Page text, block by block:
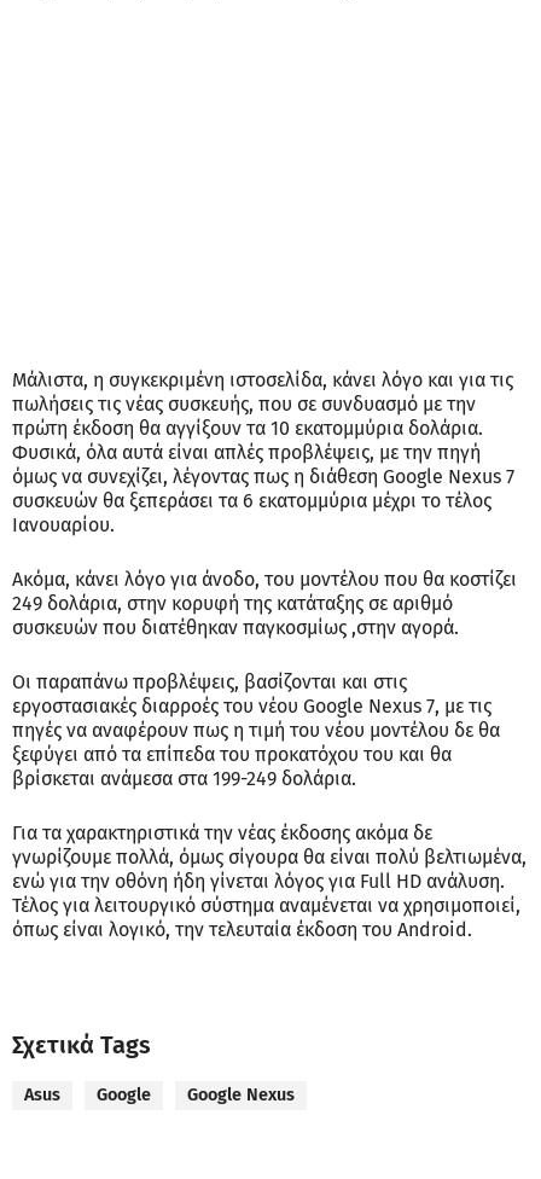
Μάλιστα, η συγκεκριμένη ιστοσελίδα, κάνει λόγο και για τις
πωλήσεις τις νέας συσκευής, που σε συνδυασμό με την
πρώτη έκδοση θα αγγίξουν τα 10 εκατομμύρια δολάρια.
Φυσικά, όλα αυτά είναι απλές προβλέψεις, με την πηγή
όμως να συνεχίζει, λέγοντας πως η διάθεση Google Nexus 7
συσκευών θα ξεπεράσει τα 6 εκατομμύρια μέχρι το τέλος
Ιανουαρίου.
Ακόμα, κάνει λόγο για άνοδο, του μοντέλου που θα κοστίζει
249 δολάρια, στην κορυφή της κατάταξης σε αριθμό
συσκευών που διατέθηκαν παγκοσμίως ,στην αγορά.
Οι παραπάνω προβλέψεις, βασίζονται και στις
εργοστασιακές διαρροές του νέου Google Nexus 7, με τις
πηγές να αναφέρουν πως η τιμή του νέου μοντέλου δε θα
ξεφύγει από τα επίπεδα του προκατόχου του και θα
βρίσκεται ανάμεσα στα 199-249 δολάρια.
Για τα χαρακτηριστικά την νέας έκδοσης ακόμα δε
γνωρίζουμε πολλά, όμως σίγουρα θα είναι πολύ βελτιωμένα,
ενώ για την οθόνη ήδη γίνεται λόγος για Full HD ανάλυση.
Τέλος για λειτουργικό σύστημα αναμένεται να χρησιμοποιεί,
όπως είναι λογικό, την τελευταία έκδοση του Android.
Σχετικά Tags
Asus Google Google Nexus